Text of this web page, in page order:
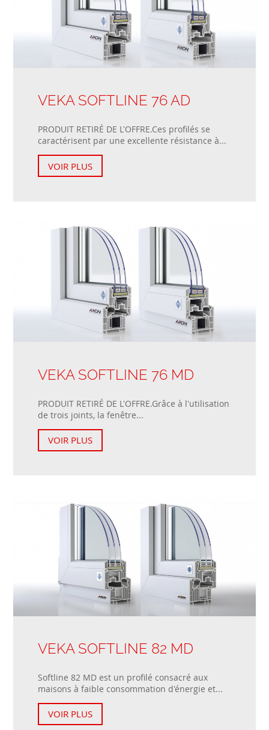
VEKA SOFTLINE 76 AD
PRODUIT RETIRÉ DE L'OFFRE.Ces profilés se
caractérisent par une excellente résistance à...
VOIR PLUS
VEKA SOFTLINE 76 MD
PRODUIT RETIRÉ DE L'OFFRE.Grâce à l'utilisation
de trois joints, la fenêtre...
VOIR PLUS
VEKA SOFTLINE 82 MD
Softline 82 MD est un profilé consacré aux
maisons à faible consommation d'énergie et...
VOIR PLUS